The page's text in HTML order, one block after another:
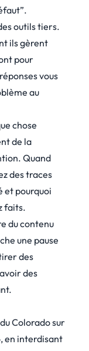
outils tiers.
ils gèrent
pour
vous
au
chose
de la
Quand
des traces
et pourquoi
faits.
du contenu
une pause
des
des
Colorado sur
en interdisant